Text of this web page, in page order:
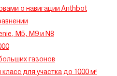
о навигации Anthbot
M5, M9 и N8
газонов
для участка до 1000 м²